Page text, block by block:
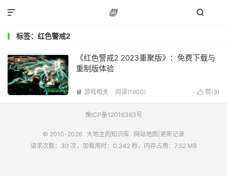


标签：红色警戒2
《红色警戒2 2023重聚版》：免费下载与
重制版体验
 赞(3)
 游戏相关 阅读(1900)
豫ICP备12016363号
© 2010-2026 大地主的知识库 网站地图 更新记录
请求次数：30 次，加载用时：0.342 秒，内存占用：7.52 MB